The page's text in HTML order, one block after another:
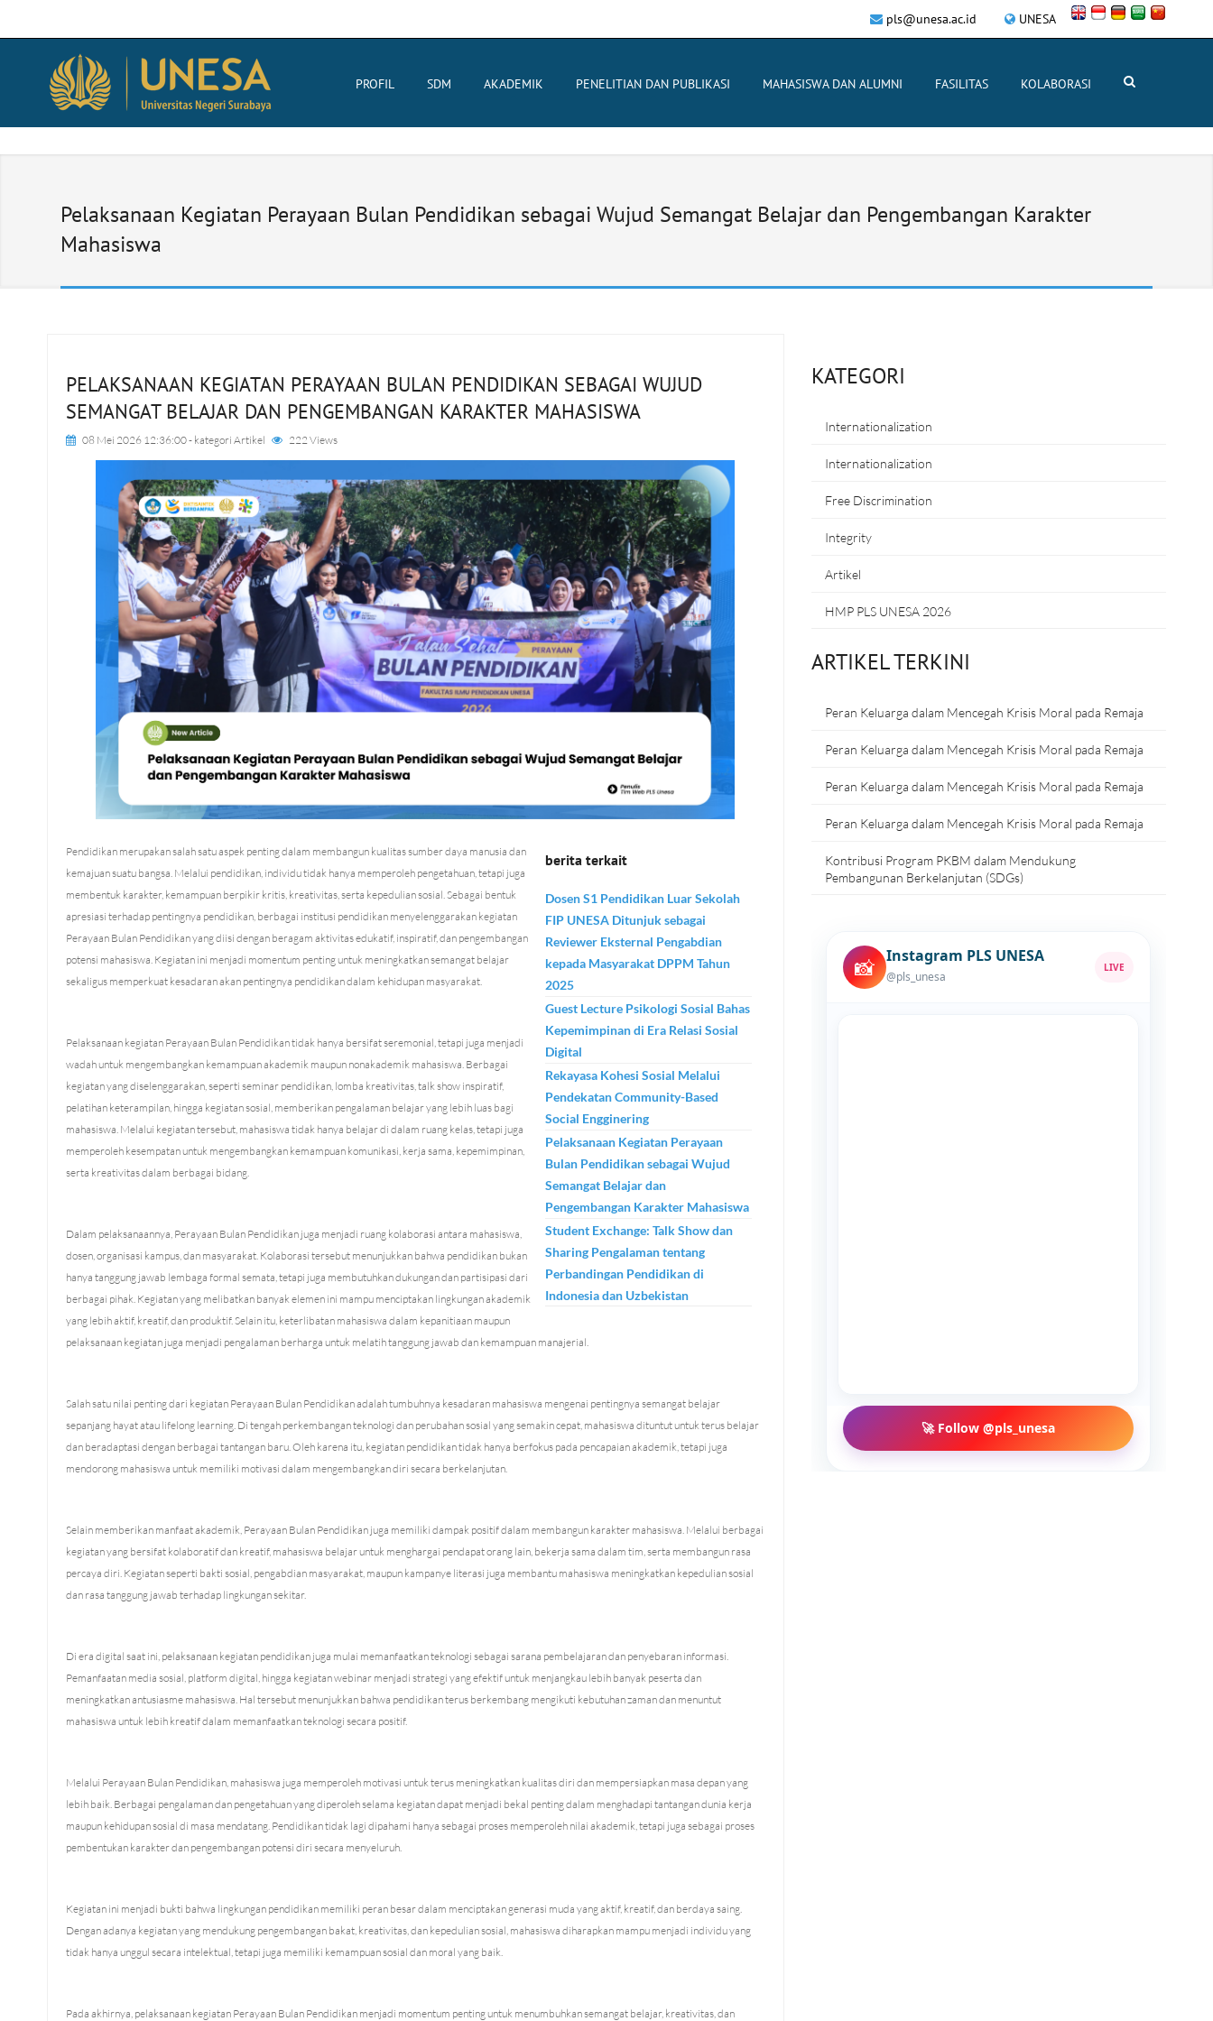
UNESA
pls@unesa.ac.id
PROFIL SDM AKADEMIK PENELITIAN DAN PUBLIKASI MAHASISWA DAN ALUMNI FASILITAS KOLABORASI
Pelaksanaan Kegiatan Perayaan Bulan Pendidikan sebagai Wujud Semangat Belajar dan Pengembangan Karakter
Mahasiswa
PELAKSANAAN KEGIATAN PERAYAAN BULAN PENDIDIKAN SEBAGAI WUJUD
SEMANGAT BELAJAR DAN PENGEMBANGAN KARAKTER MAHASISWA
08 Mei 2026 12:36:00- kategori Artikel 222 Views
berita terkait
Dosen S1 Pendidikan Luar Sekolah
FIP UNESA Ditunjuk sebagai
Reviewer Eksternal Pengabdian
kepada Masyarakat DPPM Tahun
2025
Guest Lecture Psikologi Sosial Bahas
Kepemimpinan di Era Relasi Sosial
Digital
Rekayasa Kohesi Sosial Melalui
Pendekatan Community-Based
Social Engginering
Pelaksanaan Kegiatan Perayaan
Bulan Pendidikan sebagai Wujud
Semangat Belajar dan
Pengembangan Karakter Mahasiswa
Student Exchange: Talk Show dan
Sharing Pengalaman tentang
Perbandingan Pendidikan di
Indonesia dan Uzbekistan
Pendidikan merupakan salah satu aspek penting dalam membangun kualitas sumber daya manusia dan
kemajuan suatu bangsa. Melalui pendidikan, individu tidak hanya memperoleh pengetahuan, tetapi juga
membentuk karakter, kemampuan berpikir kritis, kreativitas, serta kepedulian sosial. Sebagai bentuk
apresiasi terhadap pentingnya pendidikan, berbagai institusi pendidikan menyelenggarakan kegiatan
Perayaan Bulan Pendidikan yang diisi dengan beragam aktivitas edukatif, inspiratif, dan pengembangan
potensi mahasiswa. Kegiatan ini menjadi momentum penting untuk meningkatkan semangat belajar
sekaligus memperkuat kesadaran akan pentingnya pendidikan dalam kehidupan masyarakat.
Pelaksanaan kegiatan Perayaan Bulan Pendidikan tidak hanya bersifat seremonial, tetapi juga menjadi
wadah untuk mengembangkan kemampuan akademik maupun nonakademik mahasiswa. Berbagai
kegiatan yang diselenggarakan, seperti seminar pendidikan, lomba kreativitas, talk show inspiratif,
pelatihan keterampilan, hingga kegiatan sosial, memberikan pengalaman belajar yang lebih luas bagi
mahasiswa. Melalui kegiatan tersebut, mahasiswa tidak hanya belajar di dalam ruang kelas, tetapi juga
memperoleh kesempatan untuk mengembangkan kemampuan komunikasi, kerja sama, kepemimpinan,
serta kreativitas dalam berbagai bidang.
Dalam pelaksanaannya, Perayaan Bulan Pendidikan juga menjadi ruang kolaborasi antara mahasiswa,
dosen, organisasi kampus, dan masyarakat. Kolaborasi tersebut menunjukkan bahwa pendidikan bukan
hanya tanggung jawab lembaga formal semata, tetapi juga membutuhkan dukungan dan partisipasi dari
berbagai pihak. Kegiatan yang melibatkan banyak elemen ini mampu menciptakan lingkungan akademik
yang lebih aktif, kreatif, dan produktif. Selain itu, keterlibatan mahasiswa dalam kepanitiaan maupun
pelaksanaan kegiatan juga menjadi pengalaman berharga untuk melatih tanggung jawab dan kemampuan manajerial.
Salah satu nilai penting dari kegiatan Perayaan Bulan Pendidikan adalah tumbuhnya kesadaran mahasiswa mengenai pentingnya semangat belajar
sepanjang hayat atau lifelong learning. Di tengah perkembangan teknologi dan perubahan sosial yang semakin cepat, mahasiswa dituntut untuk terus belajar
dan beradaptasi dengan berbagai tantangan baru. Oleh karena itu, kegiatan pendidikan tidak hanya berfokus pada pencapaian akademik, tetapi juga
mendorong mahasiswa untuk memiliki motivasi dalam mengembangkan diri secara berkelanjutan.
Selain memberikan manfaat akademik, Perayaan Bulan Pendidikan juga memiliki dampak positif dalam membangun karakter mahasiswa. Melalui berbagai
kegiatan yang bersifat kolaboratif dan kreatif, mahasiswa belajar untuk menghargai pendapat orang lain, bekerja sama dalam tim, serta membangun rasa
percaya diri. Kegiatan seperti bakti sosial, pengabdian masyarakat, maupun kampanye literasi juga membantu mahasiswa meningkatkan kepedulian sosial
dan rasa tanggung jawab terhadap lingkungan sekitar.
Di era digital saat ini, pelaksanaan kegiatan pendidikan juga mulai memanfaatkan teknologi sebagai sarana pembelajaran dan penyebaran informasi.
Pemanfaatan media sosial, platform digital, hingga kegiatan webinar menjadi strategi yang efektif untuk menjangkau lebih banyak peserta dan
meningkatkan antusiasme mahasiswa. Hal tersebut menunjukkan bahwa pendidikan terus berkembang mengikuti kebutuhan zaman dan menuntut
mahasiswa untuk lebih kreatif dalam memanfaatkan teknologi secara positif.
Melalui Perayaan Bulan Pendidikan, mahasiswa juga memperoleh motivasi untuk terus meningkatkan kualitas diri dan mempersiapkan masa depan yang
lebih baik. Berbagai pengalaman dan pengetahuan yang diperoleh selama kegiatan dapat menjadi bekal penting dalam menghadapi tantangan dunia kerja
maupun kehidupan sosial di masa mendatang. Pendidikan tidak lagi dipahami hanya sebagai proses memperoleh nilai akademik, tetapi juga sebagai proses
pembentukan karakter dan pengembangan potensi diri secara menyeluruh.
Kegiatan ini menjadi bukti bahwa lingkungan pendidikan memiliki peran besar dalam menciptakan generasi muda yang aktif, kreatif, dan berdaya saing.
Dengan adanya kegiatan yang mendukung pengembangan bakat, kreativitas, dan kepedulian sosial, mahasiswa diharapkan mampu menjadi individu yang
tidak hanya unggul secara intelektual, tetapi juga memiliki kemampuan sosial dan moral yang baik.
Pada akhirnya, pelaksanaan kegiatan Perayaan Bulan Pendidikan menjadi momentum penting untuk menumbuhkan semangat belajar, kreativitas, dan
KATEGORI
Internationalization
Internationalization
Free Discrimination
Integrity
Artikel
HMP PLS UNESA 2026
ARTIKEL TERKINI
Peran Keluarga dalam Mencegah Krisis Moral pada Remaja
Peran Keluarga dalam Mencegah Krisis Moral pada Remaja
Peran Keluarga dalam Mencegah Krisis Moral pada Remaja
Peran Keluarga dalam Mencegah Krisis Moral pada Remaja
Kontribusi Program PKBM dalam Mendukung
Pembangunan Berkelanjutan (SDGs)
📸 Instagram PLS UNESA
@pls_unesa
LIVE
🚀 Follow @pls_unesa